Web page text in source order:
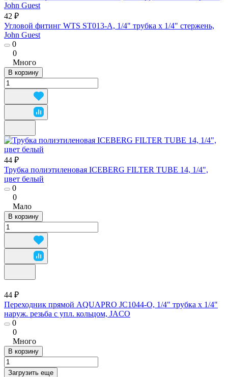
42 ₽
Угловой фитинг WTS ST013-A, 1/4" трубка х 1/4" стержень,
John Guest
0
0
Много
В корзину
44 ₽
Трубка полиэтиленовая ICEBERG FILTER TUBE 14, 1/4",
цвет белый
0
0
Мало
В корзину
44 ₽
Переходник прямой AQUAPRO JC1044-O, 1/4" трубка х 1/4"
наруж. резьба с упл. кольцом, JACO
0
0
Много
В корзину
Загрузить еще